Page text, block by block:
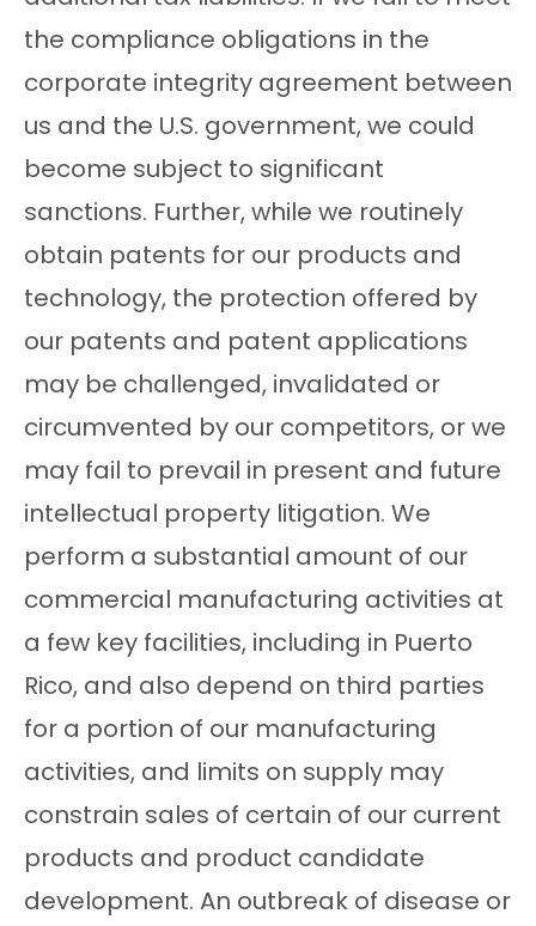
the compliance obligations in the
corporate integrity agreement between
us and the U.S. government, we could
become subject to significant
sanctions. Further, while we routinely
obtain patents for our products and
technology, the protection offered by
our patents and patent applications
may be challenged, invalidated or
circumvented by our competitors, or we
may fail to prevail in present and future
intellectual property litigation. We
perform a substantial amount of our
commercial manufacturing activities at
a few key facilities, including in Puerto
Rico, and also depend on third parties
for a portion of our manufacturing
activities, and limits on supply may
constrain sales of certain of our current
products and product candidate
development. An outbreak of disease or